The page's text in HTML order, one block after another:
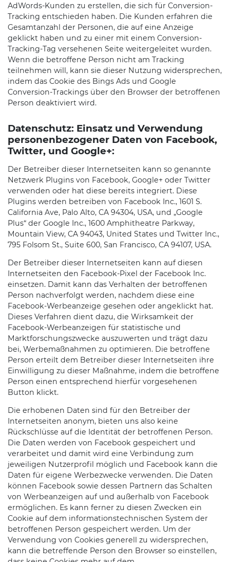
AdWords-Kunden zu erstellen, die sich für Conversion-
Tracking entschieden haben. Die Kunden erfahren die
Gesamtanzahl der Personen, die auf eine Anzeige
geklickt haben und zu einer mit einem Conversion-
Tracking-Tag versehenen Seite weitergeleitet wurden.
Wenn die betroffene Person nicht am Tracking
teilnehmen will, kann sie dieser Nutzung widersprechen,
indem das Cookie des Bings Ads und Google
Conversion-Trackings über den Browser der betroffenen
Person deaktiviert wird.
Datenschutz: Einsatz und Verwendung
personenbezogener Daten von Facebook,
Twitter, und Google+:
Der Betreiber dieser Internetseiten kann so genannte
Netzwerk Plugins von Facebook, Google+ oder Twitter
verwenden oder hat diese bereits integriert. Diese
Plugins werden betreiben von Facebook Inc., 1601 S.
California Ave, Palo Alto, CA 94304, USA, und „Google
Plus“ der Google Inc., 1600 Amphitheatre Parkway,
Mountain View, CA 94043, United States und Twitter Inc.,
795 Folsom St., Suite 600, San Francisco, CA 94107, USA.
Der Betreiber dieser Internetseiten kann auf diesen
Internetseiten den Facebook-Pixel der Facebook Inc.
einsetzen. Damit kann das Verhalten der betroffenen
Person nachverfolgt werden, nachdem diese eine
Facebook-Werbeanzeige gesehen oder angeklickt hat.
Dieses Verfahren dient dazu, die Wirksamkeit der
Facebook-Werbeanzeigen für statistische und
Marktforschungszwecke auszuwerten und trägt dazu
bei, Werbemaßnahmen zu optimieren. Die betroffene
Person erteilt dem Betreiber dieser Internetseiten ihre
Einwilligung zu dieser Maßnahme, indem die betroffene
Person einen entsprechend hierfür vorgesehenen
Button klickt.
Die erhobenen Daten sind für den Betreiber der
Internetseiten anonym, bieten uns also keine
Rückschlüsse auf die Identität der betroffenen Person.
Die Daten werden von Facebook gespeichert und
verarbeitet und damit wird eine Verbindung zum
jeweiligen Nutzerprofil möglich und Facebook kann die
Daten für eigene Werbezwecke verwenden. Die Daten
können Facebook sowie dessen Partnern das Schalten
von Werbeanzeigen auf und außerhalb von Facebook
ermöglichen. Es kann ferner zu diesen Zwecken ein
Cookie auf dem informationstechnischen System der
betroffenen Person gespeichert werden. Um der
Verwendung von Cookies generell zu widersprechen,
kann die betreffende Person den Browser so einstellen,